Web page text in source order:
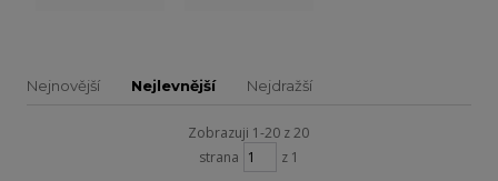
Nejnovější Nejlevnější Nejdražší
Zobrazuji 1-20 z 20
strana
z 1